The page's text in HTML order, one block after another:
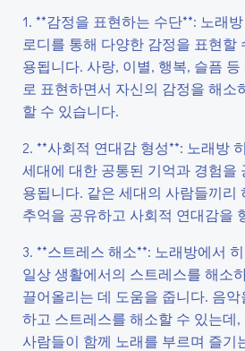
1. **감정을 표현하는 수단**: 노래
로디를 통해 다양한 감정을 표현할
용됩니다. 사랑, 이별, 행복, 슬픔
로 표현하면서 자신의 감정을 해소
할 수 있습니다.
2. **사회적 연대감 형성**: 노래방
세대에 대한 공통된 기억과 경험을
용됩니다. 같은 세대의 사람들끼리
추억을 공유하고 사회적 연대감을
3. **스트레스 해소**: 노래방에서
일상 생활에서의 스트레스를 해소
끌어올리는 데 도움을 줍니다. 음
하고 스트레스를 해소할 수 있는데
사람들이 함께 노래를 부르며 즐기